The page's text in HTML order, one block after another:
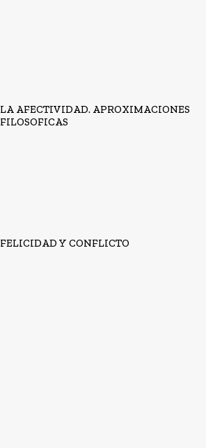
LA AFECTIVIDAD. APROXIMACIONES
FILOSOFICAS
FELICIDAD Y CONFLICTO